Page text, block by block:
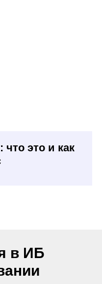
что это и как
в ИБ